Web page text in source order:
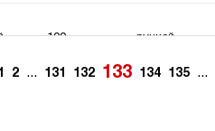
100 ручной
2 ... 131 132 133 134 135 ...